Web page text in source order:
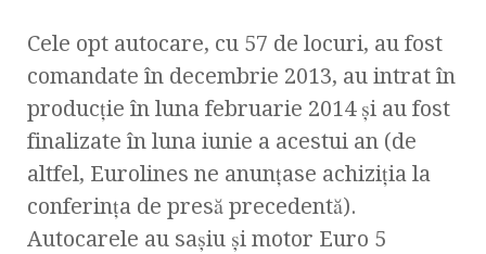
Cele opt autocare, cu 57 de locuri, au fost
comandate în decembrie 2013, au intrat în
producție în luna februarie 2014 și au fost
finalizate în luna iunie a acestui an (de
altfel, Eurolines ne anunţase achiziţia la
conferinţa de presă precedentă).
Autocarele au sașiu și motor Euro 5